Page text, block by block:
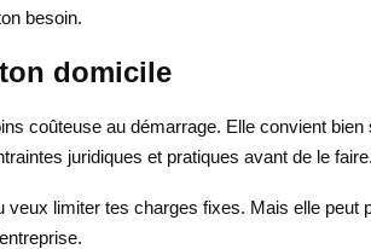
besoin.
domicile
coûteuse au démarrage. Elle convient
juridiques et pratiques avant de le faire.
limiter tes charges fixes. Mais elle